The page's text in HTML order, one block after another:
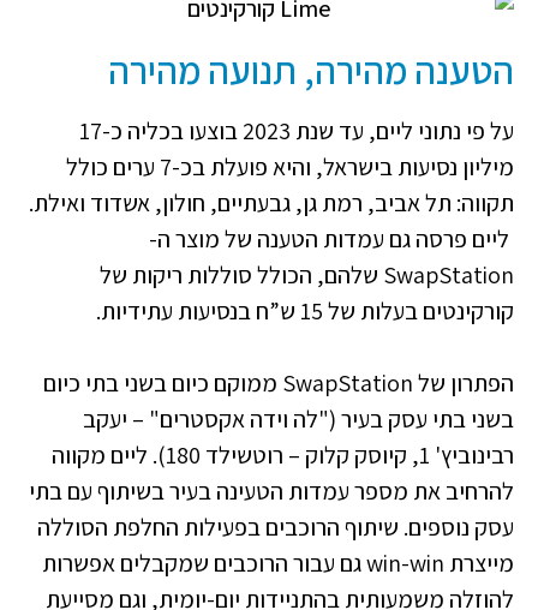
הטענה מהירה, תנועה מהירה
על פי נתוני ליים, עד שנת 2023 בוצעו בכליה כ-17
מיליון נסיעות בישראל, והיא פועלת בכ-7 ערים כולל
תקווה: תל אביב, רמת גן, גבעתיים, חולון, אשדוד ואילת.
ליים פרסה גם עמדות הטענה של מוצר ה-
SwapStation שלהם, הכולל סוללות ריקות של
קורקינטים בעלות של 15 ש”ח בנסיעות עתידיות.
הפתרון של SwapStation ממוקם כיום בשני בתי כיום
בשני בתי עסק בעיר ("לה וידה אקסטרים" – יעקב
רבינוביץ' 1, קיוסק קלוק – רוטשילד 180). ליים מקווה
להרחיב את מספר עמדות הטעינה בעיר בשיתוף עם בתי
עסק נוספים. שיתוף הרוכבים בפעילות החלפת הסוללה
מייצרת win-win גם עבור הרוכבים שמקבלים אפשרות
להוזלה משמעותית בהתניידות יום-יומית, וגם מסייעת